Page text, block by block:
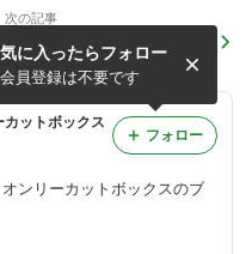
次の記事
今日は猫の日？忍者の日？
ットボックス
ンリーカットボックスのブ
気に入ったらフォロー
会員登録は不要です
フォロー